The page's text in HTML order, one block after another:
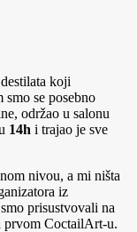
koji
se posebno
održao u salonu
14h i trajao je sve
nivou, a mi ništa
iz
prisustvovali na
prvom CoctailArt-u.